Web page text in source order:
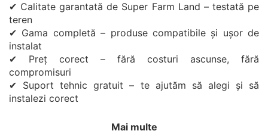
✔ Calitate garantată de Super Farm Land – testată pe
teren
✔ Gama completă – produse compatibile și ușor de
instalat
✔ Preț corect – fără costuri ascunse, fără
compromisuri
✔ Suport tehnic gratuit – te ajutăm să alegi și să
instalezi corect
Mai multe